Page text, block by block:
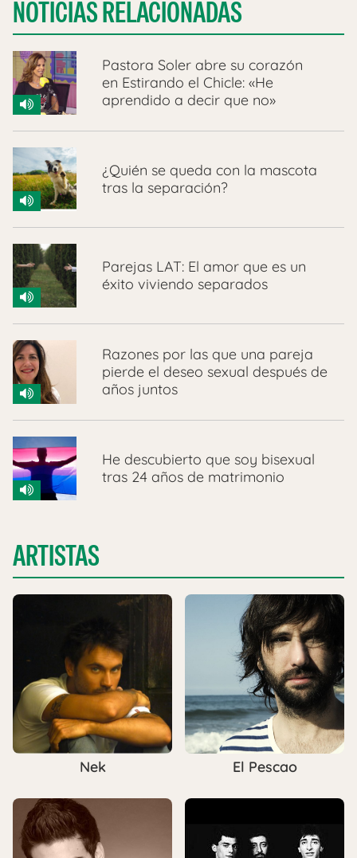
NOTICIAS RELACIONADAS
Pastora Soler abre su corazón
en Estirando el Chicle: «He
aprendido a decir que no»
¿Quién se queda con la mascota
tras la separación?
Parejas LAT: El amor que es un
éxito viviendo separados
Razones por las que una pareja
pierde el deseo sexual después de
años juntos
He descubierto que soy bisexual
tras 24 años de matrimonio
ARTISTAS
Nek El Pescao